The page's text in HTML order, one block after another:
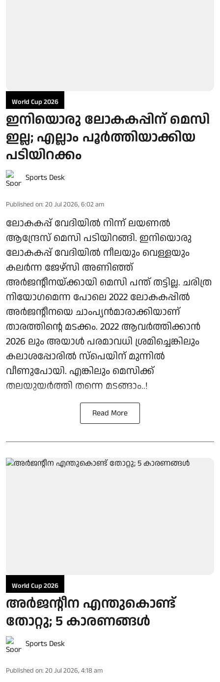
World Cup 2026
ഇനിയൊരു ലോകകപ്പിന് മെസി
ഇല്ല; എല്ലാം പൂർത്തിയാക്കിയ
പടിയിറക്കം
Sports Desk
Published on: 20 Jul 2026, 6:02 am
ലോകകപ്പ് വേദിയിൽ നിന്ന് ലയണൽ
ആന്ദ്രേസ് മെസി പടിയിറങ്ങി. ഇനിയൊരു
ലോകകപ്പ് വേദിയിൽ നീലയും വെള്ളയും
കലർന്ന ജേഴ്‌സി അണിഞ്ഞ്
അർജന്റീനയ്ക്കായി മെസി പന്ത് തട്ടില്ല. ചരിത്ര
നിയോഗമെന്ന പോലെ 2022 ലോകകപ്പിൽ
അർജന്റീനയെ ചാംപ്യൻമാരാക്കിയാണ്
താരത്തിന്റെ മടക്കം. 2022 ആവർത്തിക്കാൻ
2026 ലും അയാൾ പരമാവധി ശ്രമിച്ചെങ്കിലും
കലാശപ്പോരിൽ സ്‌പെയിന് മുന്നിൽ
വീണുപോയി. എങ്കിലും മെസിക്ക്
തലയുയർത്തി തന്നെ മടങ്ങാം..!
Read More
World Cup 2026
അര്‍ജന്റീന എന്തുകൊണ്ട്
തോറ്റു; 5 കാരണങ്ങള്‍
Sports Desk
Published on: 20 Jul 2026, 4:18 am